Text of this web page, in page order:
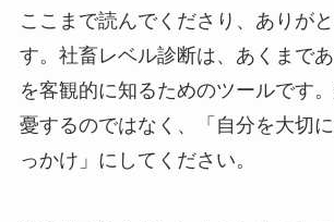
ここまで読んでくださり、ありが
す。社畜レベル診断は、あくまで
を客観的に知るためのツールです
憂するのではなく、「自分を大切
っかけ」にしてください。